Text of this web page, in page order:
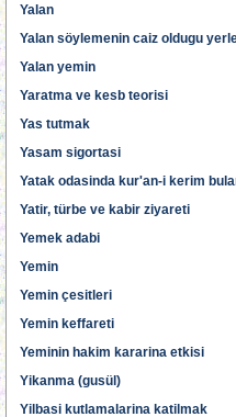
Yalan
Yalan söylemenin caiz oldugu
Yalan yemin
Yaratma ve kesb teorisi
Yas tutmak
Yasam sigortasi
Yatak odasinda kur'an-i kerim
Yatir, türbe ve kabir ziyareti
Yemek adabi
Yemin
Yemin çesitleri
Yemin keffareti
Yeminin hakim kararina etkisi
Yikanma (gusül)
Yilbasi kutlamalarina katilmak